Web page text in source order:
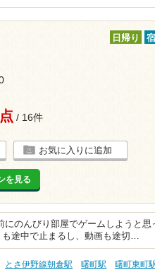
日帰り
/ 16件
お気に入りに追加
を見る
のんびり部屋でゲームしようと思
途中で止まるし、動画も途切…
とさ伊野線朝倉駅 曙町駅
曙町東町